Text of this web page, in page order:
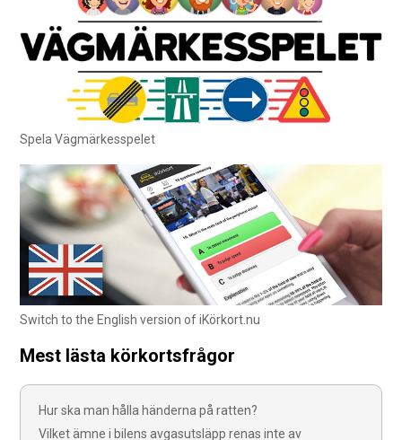
Spela Vägmärkesspelet
Switch to the English version of iKörkort.nu
Mest lästa körkortsfrågor
Hur ska man hålla händerna på ratten?
Vilket ämne i bilens avgasutsläpp renas inte av